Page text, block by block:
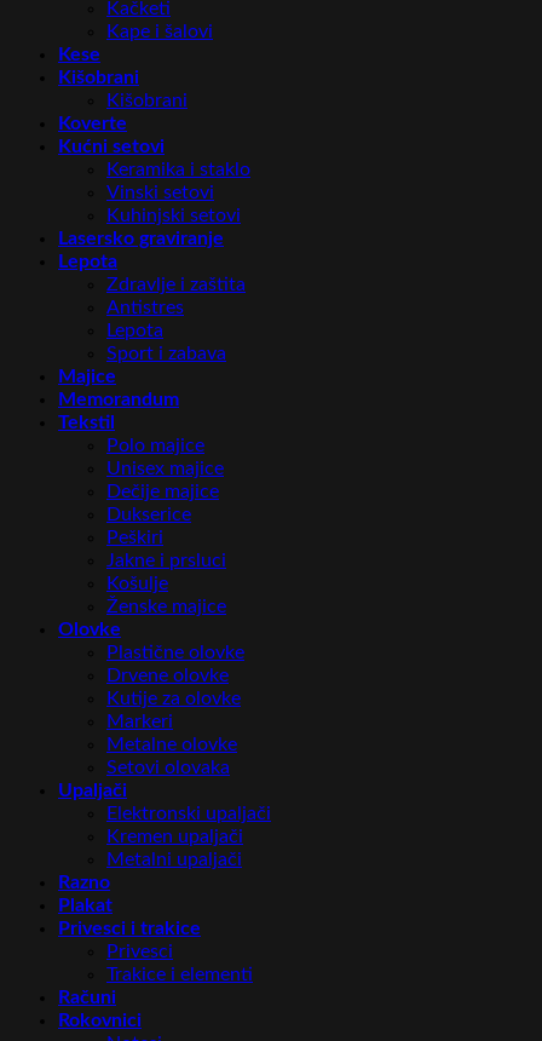
Kačketi
Kape i šalovi
Kese
Kišobrani
Kišobrani
Koverte
Kućni setovi
Keramika i staklo
Vinski setovi
Kuhinjski setovi
Lasersko graviranje
Lepota
Zdravlje i zaštita
Antistres
Lepota
Sport i zabava
Majice
Memorandum
Tekstil
Polo majice
Unisex majice
Dečije majice
Dukserice
Peškiri
Jakne i prsluci
Košulje
Ženske majice
Olovke
Plastične olovke
Drvene olovke
Kutije za olovke
Markeri
Metalne olovke
Setovi olovaka
Upaljači
Elektronski upaljači
Kremen upaljači
Metalni upaljači
Razno
Plakat
Privesci i trakice
Privesci
Trakice i elementi
Računi
Rokovnici